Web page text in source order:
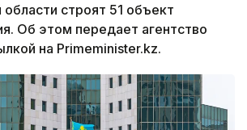
области строят 51 объект
Об этом передает агентство
на Рrimeminister.kz.